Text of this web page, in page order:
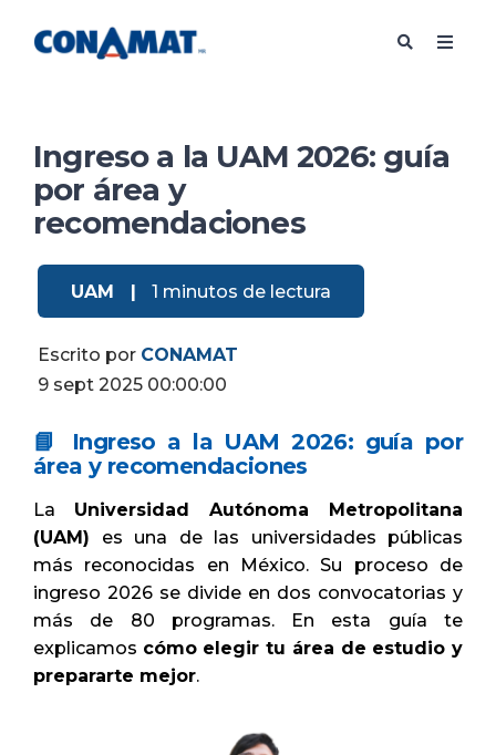
Ingreso a la UAM 2026: guía
por área y
recomendaciones
UAM 1 minutos de lectura
Escrito por CONAMAT
9 sept 2025 00:00:00
📘 Ingreso a la UAM 2026: guía por
área y recomendaciones
La Universidad Autónoma Metropolitana
(UAM) es una de las universidades públicas
más reconocidas en México. Su proceso de
ingreso 2026 se divide en dos convocatorias y
más de 80 programas. En esta guía te
explicamos cómo elegir tu área de estudio y
prepararte mejor.